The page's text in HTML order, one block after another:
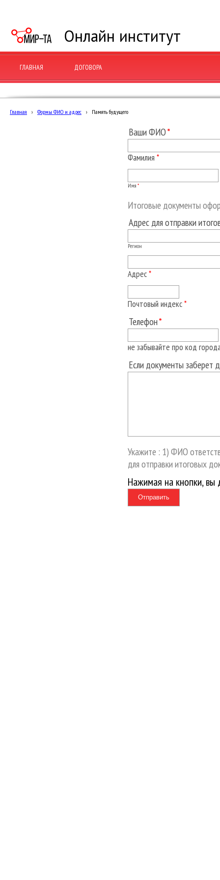
Онлайн институт
ГЛАВНАЯ ДОГОВОРА
Главная › Формы ФИО и адрес › Память будущего
Ваши ФИО
Фамилия *
Имя *
Итоговые документы
Адрес для отправки
Регион
Адрес*
Почтовый индекс*
Телефон
не забывайте про код
Если документы заберет
Укажите : 1) ФИО
для отправки итоговых
Нажимая на кнопки,
Отправить